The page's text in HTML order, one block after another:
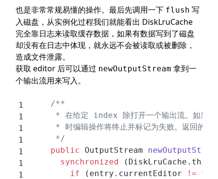
也是非常常规易懂的操作。最后先调用一下 flush 写
入磁盘，从实例化过程我们就能看出 DiskLruCache
完全靠日志来读取缓存数据，如果有数据写到了磁盘
却没有在日志中体现，就永远不会被读取或被删除，
造成文件泄露。
获取 editor 后可以通过 newOutputStream 拿到一
个输出流用来写入。
    /**
* 在给定 index 除打开一个输出流。如果
* 时编辑操作将终止并标记为失败。返回的
     */
    public
OutputStream
      synchronized
        if
(entry.currentEditor !=